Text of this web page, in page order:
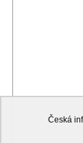
Česká